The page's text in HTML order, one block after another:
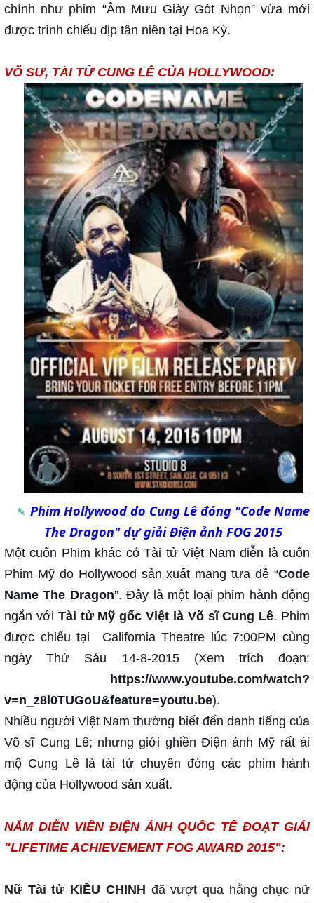
chính như phim “Âm Mưu Giày Gót Nhọn” vừa mới
được trình chiếu dịp tân niên tại Hoa Kỳ.
VÕ SƯ, TÀI TỬ CUNG LÊ CỦA HOLLYWOOD:
Phim Hollywood do Cung Lê đóng "Code Name
The Dragon" dự giải Điện ảnh FOG 2015
Một cuốn Phim khác có Tài tử Việt Nam diễn là cuốn
Phim Mỹ do Hollywood sản xuất mang tựa đề “Code
Name The Dragon”. Đây là một loại phim hành động
ngắn với Tài tử Mỹ gốc Việt là Võ sĩ Cung Lê. Phim
được chiếu tại California Theatre lúc 7:00PM cùng
ngày Thứ Sáu 14-8-2015 (Xem trích đoạn:
https://www.youtube.com/watch?
v=n_z8l0TUGoU&feature=youtu.be).
Nhiều người Việt Nam thường biết đến danh tiếng của
Võ sĩ Cung Lê; nhưng giới ghiền Điện ảnh Mỹ rất ái
mộ Cung Lê là tài tử chuyên đóng các phim hành
động của Hollywood sản xuất.
NĂM DIỄN VIÊN ĐIỆN ẢNH QUỐC TẾ ĐOẠT GIẢI
"LIFETIME ACHIEVEMENT FOG AWARD 2015":
Nữ Tài tử KIỀU CHINH đã vượt qua hằng chục nữ